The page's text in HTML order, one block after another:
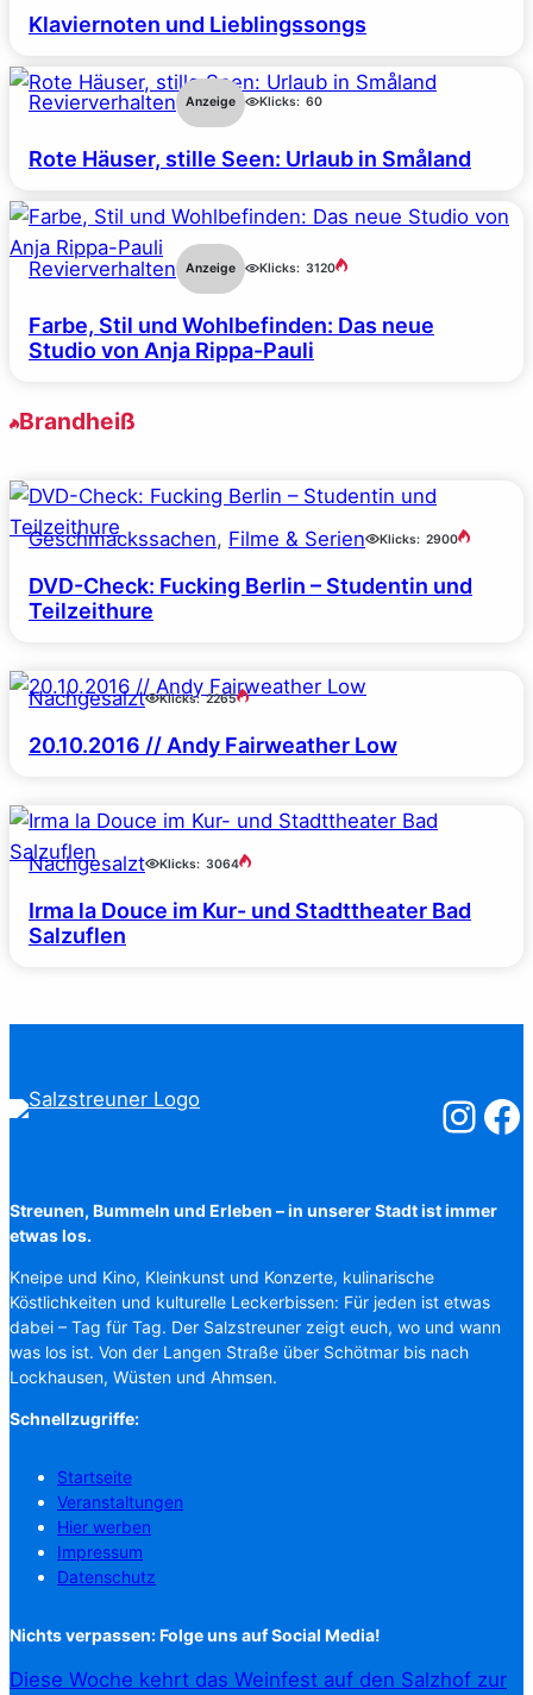
Klaviernoten und Lieblingssongs
Revierverhalten Anzeige Klicks: 60
Rote Häuser, stille Seen: Urlaub in Småland
Revierverhalten Anzeige Klicks: 3120
Farbe, Stil und Wohlbefinden: Das neue
Studio von Anja Rippa-Pauli
Brandheiß
Geschmackssachen, Filme & Serien Klicks: 2900
DVD-Check: Fucking Berlin – Studentin und
Teilzeithure
Nachgesalzt Klicks: 2265
20.10.2016 // Andy Fairweather Low
Nachgesalzt Klicks: 3064
Irma la Douce im Kur- und Stadttheater Bad
Salzuflen
Streunen, Bummeln und Erleben – in unserer Stadt ist immer
etwas los.
Kneipe und Kino, Kleinkunst und Konzerte, kulinarische
Köstlichkeiten und kulturelle Leckerbissen: Für jeden ist etwas
dabei – Tag für Tag. Der Salzstreuner zeigt euch, wo und wann
was los ist. Von der Langen Straße über Schötmar bis nach
Lockhausen, Wüsten und Ahmsen.
Schnellzugriffe:
Startseite
Veranstaltungen
Hier werben
Impressum
Datenschutz
Nichts verpassen: Folge uns auf Social Media!
Diese Woche kehrt das Weinfest auf den Salzhof zur